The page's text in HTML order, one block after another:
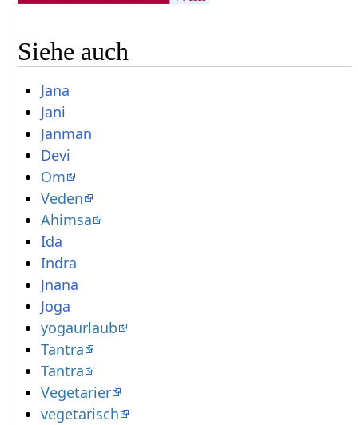
Siehe auch
Jana
Jani
Janman
Devi
Om
Veden
Ahimsa
Ida
Indra
Jnana
Joga
yogaurlaub
Tantra
Tantra
Vegetarier
vegetarisch